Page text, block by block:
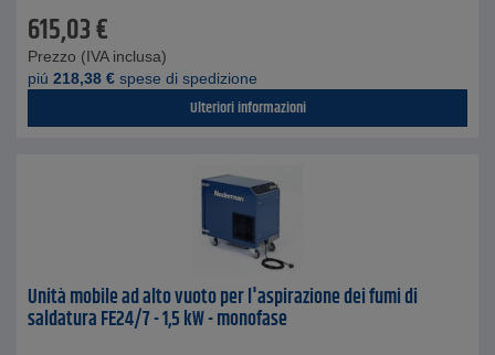
615,03€
Prezzo (IVA inclusa)
piú 218,38 € spese di spedizione
Ulteriori informazioni
Unità mobile ad alto vuoto per l'aspirazione dei fumi di
saldatura FE24/7 - 1,5 kW - monofase